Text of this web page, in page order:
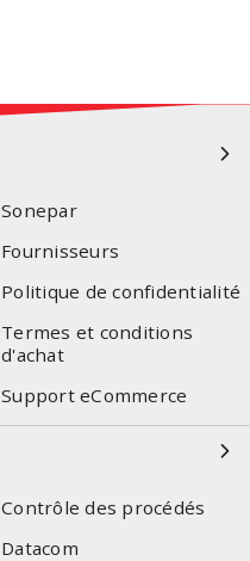
Sonepar
Fournisseurs
Politique de confidentialité
Termes et conditions
d'achat
Support eCommerce
Contrôle des procédés
Datacom